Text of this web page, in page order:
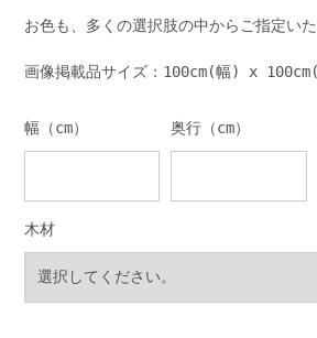
お色も、多くの選択肢の中からご指定いた
画像掲載品サイズ：100cm(幅) x
幅（cm） 奥行（cm）
木材